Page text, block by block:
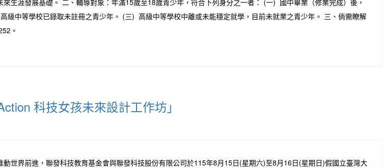
生涯發展基礎。 二、輔導對象：年滿15歲至18歲青少年，符合下列身分之一者： (一) 國中畢業（修業完成）後，
中等學校已錄取未註冊之青少年。 (三) 高級中等學校中離或未能穩定就學，目前未就業之青少年。 三、倘需瞭解
。
科技女孩未來設計工作坊」
世界前進，聯發科技教育基金會與聯發科技股份有限公司於115年8月15日(星期六)至8月16日(星期日)假國立臺灣大